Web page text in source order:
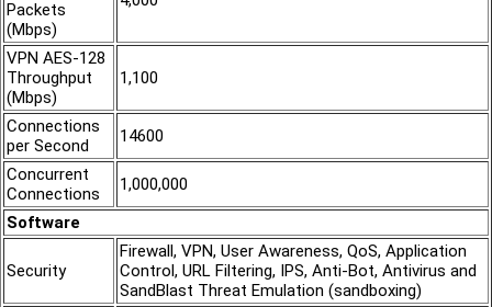
Packets
(Mbps)
VPN AES-128
Throughput
(Mbps)
1,100
Connections
per Second
14600
Concurrent
Connections
1,000,000
Software
Security
Firewall, VPN, User Awareness, QoS, Application
Control, URL Filtering, IPS, Anti-Bot, Antivirus and
SandBlast Threat Emulation (sandboxing)